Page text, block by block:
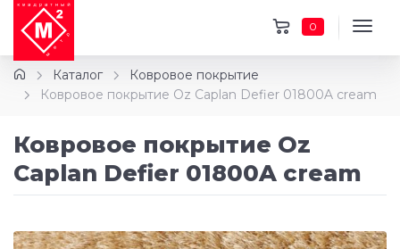
0
Каталог
Ковровое покрытие
Ковровое покрытие Oz Caplan Defier 01800A cream
Ковровое покрытие Oz
Caplan Defier 01800A cream